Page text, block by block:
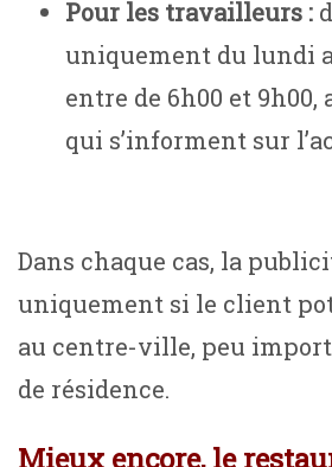
Pour les travailleurs :
uniquement du lundi
entre de 6h00 et 9h00,
qui s’informent sur
Dans chaque cas, la
uniquement si le client
au centre-ville, peu
de résidence.
Mieux encore, le